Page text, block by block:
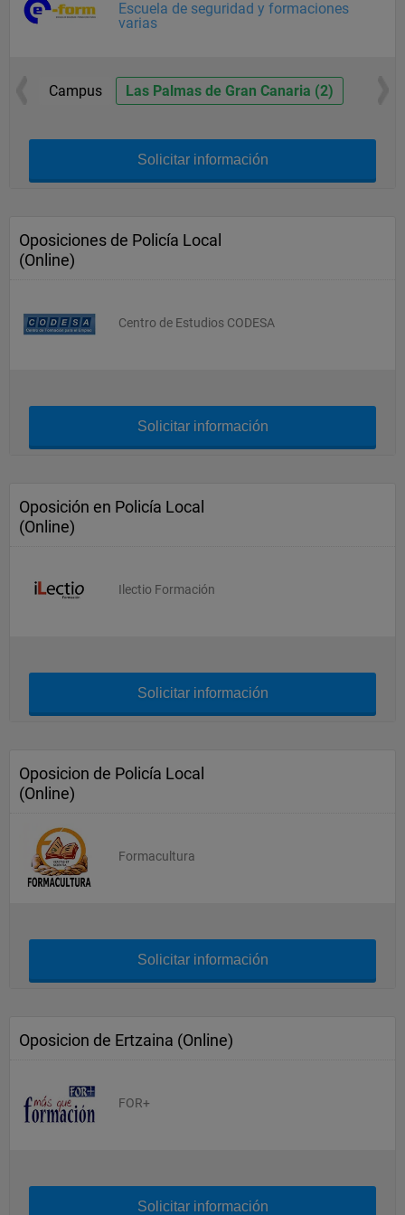
Escuela de seguridad y formaciones
varias
Campus Las Palmas de Gran Canaria (2)
Solicitar información
Oposiciones de Policía Local
(Online)
Centro de Estudios CODESA
Solicitar información
Oposición en Policía Local
(Online)
Ilectio Formación
Solicitar información
Oposicion de Policía Local
(Online)
Formacultura
Solicitar información
Oposicion de Ertzaina (Online)
FOR+
Solicitar información